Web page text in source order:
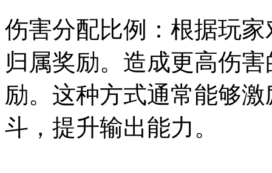
伤害分配比例：根据玩
归属奖励。造成更高伤
励。这种方式通常能够
斗，提升输出能力。